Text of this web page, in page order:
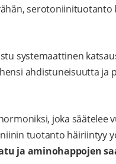
serotoniinituotanto
systemaattinen
ahdistuneisuutta ja
joka säätelee
tuotanto häiriintyy
ja aminohappojen